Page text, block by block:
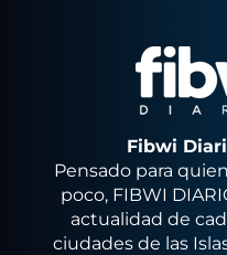
Fibwi
Pensado para
poco, FIBWI
actualidad de
ciudades de las